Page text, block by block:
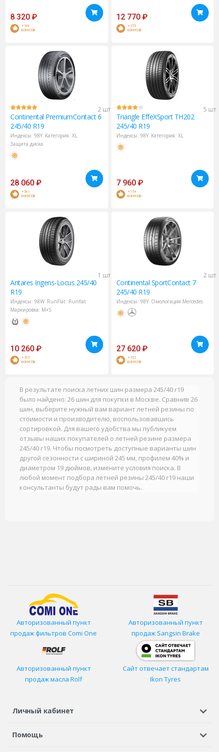
8 320 ₽
+166
БОНУСОВ
12 770 ₽
+255
БОНУСОВ
2 шт
Continental PremiumContact 6
245/40 R19
Индексы: 98Y Категория: XL
Защита диска
28 060 ₽
+561
БОНУСОВ
5 шт
Triangle EffeXSport TH202
245/40 R19
Индексы: 98Y Категория: XL
7 960 ₽
+159
БОНУСОВ
1 шт
Antares Ingens-Locus 245/40
R19
Индексы: 98W RunFlat: Runflat
Маркировка: M+S
10 260 ₽
+205
БОНУСОВ
2 шт
Continental SportContact 7
245/40 R19
Индексы: 98Y Омологация Mercedes
27 620 ₽
+552
БОНУСОВ
В результате поиска летних шин размера 245/40 r19
было найдено: 26 шин для покупки в Москве. Сравнив 26
шин, выберите нужный вам вариант летней резины по
стоимости и производителю, воспользовавшись
сортировкой. Для вашего удобства мы публикуем
отзывы наших покупателей о летней резине размера
245/40 r19. Чтобы посмотреть доступные варианты шин
другой сезонности с шириной 245 мм, профилем 40% и
диаметром 19 дюймов, измените условия поиска. В
любой момент подбора летней резины 245/40 r19 наши
консультанты будут рады вам помочь.
Авторизованный пункт
продаж фильтров Comi One
Авторизованный пункт
продаж Sangsin Brake
Авторизованный пункт
продаж масла Rolf
Сайт отвечает стандартам
Ikon Tyres
Личный кабинет
Регистрация или вход
Помощь